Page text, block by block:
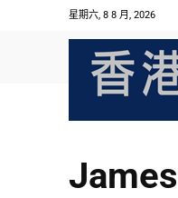
星期六, 8 8 月, 2026